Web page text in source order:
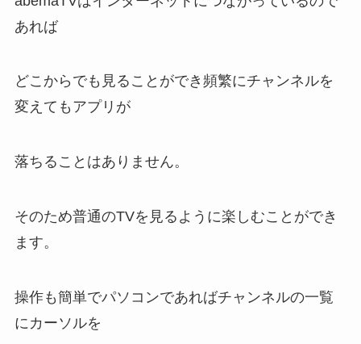
あれば
どこからでも見ることができ頻繁にチャンネルを
変えてもアプリが
落ちることはありません。
そのため普通のTVを見るように楽しむことができ
ます。
操作も簡単でパソコンであればチャンネルの一覧
にカーソルを